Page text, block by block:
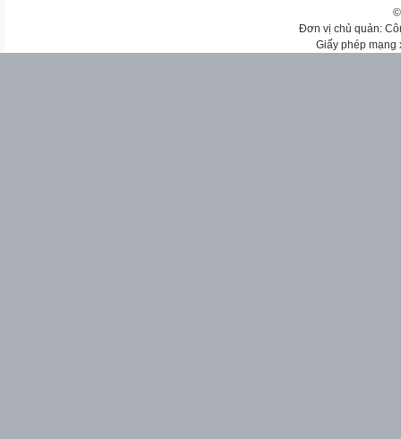
Đơn vị chủ quản:
Giấy phép mạng